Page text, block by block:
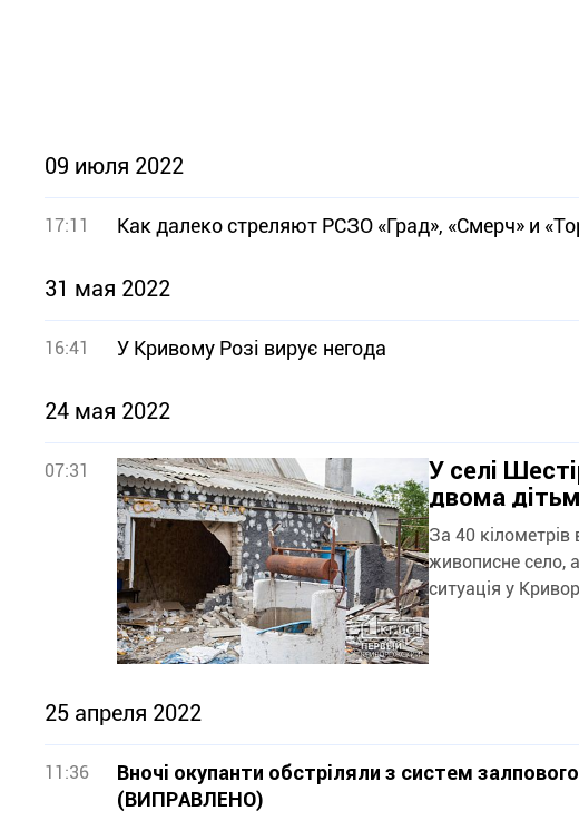
09 июля 2022
17:11 Как далеко стреляют РСЗО «Град», «Смерч» и
31 мая 2022
16:41 У Кривому Розі вирує негода
24 мая 2022
07:31
У селі
двома
За 40
живописне село,
ситуація у
25 апреля 2022
11:36
Вночі окупанти обстріляли з систем
(ВИПРАВЛЕНО)